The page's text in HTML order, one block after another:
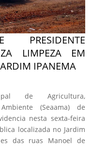
PRESIDENTE
LIMPEZA EM
IPANEMA
de Agricultura,
(Seaama) de
nesta sexta-feira
localizada no Jardim
das ruas Manoel de